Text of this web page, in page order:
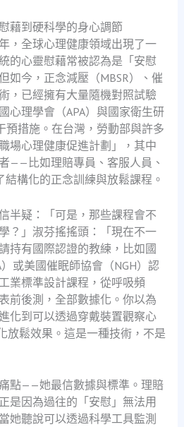
藉到硬科學的身心調節
，全球心理健康領域出現了一
的心靈慰藉常被認為是「安慰
如今，正念減壓（MBSR）、催
，已經擁有大量隨機對照試驗
心理學會（APA）與國家衛生研
預措施。在台灣，勞動部與許多
場心理健康促進計劃」，其中
——比如理賠專員、客服人員、
構化的正念訓練與放鬆課程。
半疑：「可是，那些課程會不
？」淑芬搖搖頭：「現在不一
持有國際認證的教練，比如國
或美國催眠師協會（NGH）認
業標準設計課程，從呼吸頻
前後測，全部數據化。你以為
化到可以透過穿戴裝置觀察心
放鬆效果。這是一種技術，不是
點——她最信數據與標準。理賠
是因為過往的「安慰」無法用
她聽說可以透過科學工具監測